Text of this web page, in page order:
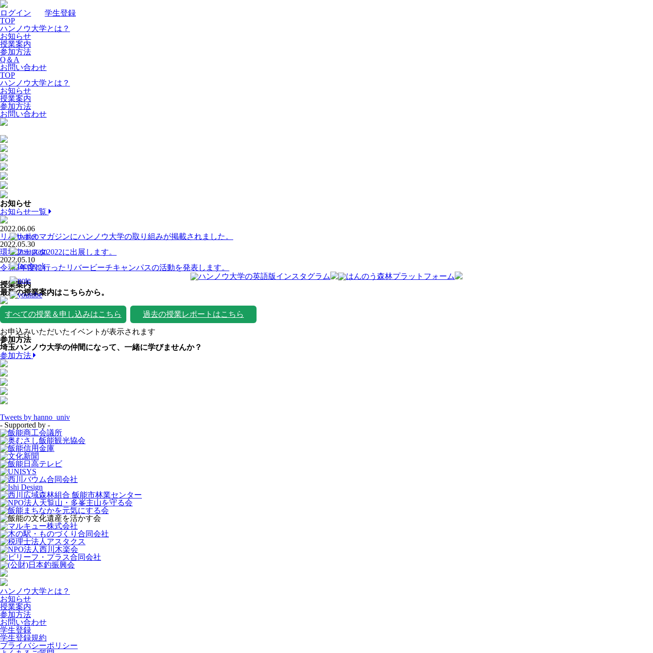
ログイン
学生登録
TOP
ハンノウ大学とは？
お知らせ
授業案内
参加方法
Q＆A
お問い合わせ
TOP
ハンノウ大学とは？
お知らせ
授業案内
参加方法
お問い合わせ
お知らせ
お知らせ一覧
2022.06.06
リバサポのマガジンにハンノウ大学の取り組みが掲載されました。
2022.05.30
環境フェスタ2022に出展します。
2022.05.10
令和3年度に行ったリバービーチキャンパスの活動を発表します。
授業案内
最新の授業案内はこちらから。
すべての授業＆申し込みはこちら 過去の授業レポートはこちら
お申込みいただいたイベントが表示されます
参加方法
埼玉ハンノウ大学の仲間になって、一緒に学びませんか？
参加方法
Tweets by hanno_univ
- Supported by -
ハンノウ大学とは？
お知らせ
授業案内
参加方法
お問い合わせ
学生登録
学生登録規約
プライバシーポリシー